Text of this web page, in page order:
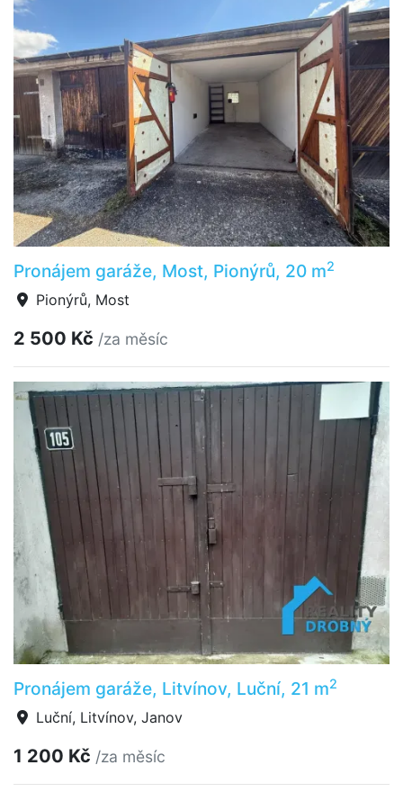
Pronájem garáže, Most, Pionýrů, 20 m2
Pionýrů, Most
2 500 Kč /za měsíc
Pronájem garáže, Litvínov, Luční, 21 m2
Luční, Litvínov, Janov
1 200 Kč /za měsíc